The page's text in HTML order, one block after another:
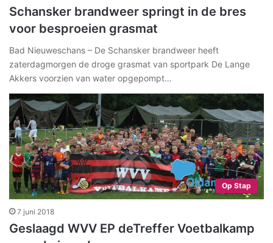
Schansker brandweer springt in de bres
voor besproeien grasmat
Bad Nieuweschans – De Schansker brandweer heeft
zaterdagmorgen de droge grasmat van sportpark De Lange
Akkers voorzien van water opgepompt…
Op Stap
7 juni 2018
Geslaagd WVV EP deTreffer Voetbalkamp